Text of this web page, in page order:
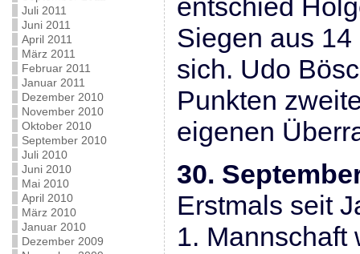
Juli 2011
Juni 2011
April 2011
März 2011
Februar 2011
Januar 2011
Dezember 2010
November 2010
Oktober 2010
September 2010
Juli 2010
Juni 2010
Mai 2010
April 2010
März 2010
Januar 2010
Dezember 2009
entschied
Siegen aus
sich. Udo
Punkten
eigenen
30.
Erstmals seit
1. Mannschaft